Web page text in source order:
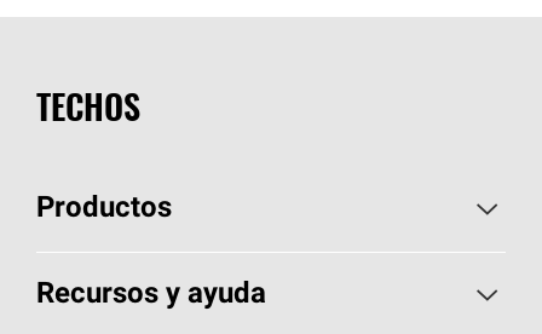
TECHOS
Productos
Elija sus tejas
Recursos y ayuda